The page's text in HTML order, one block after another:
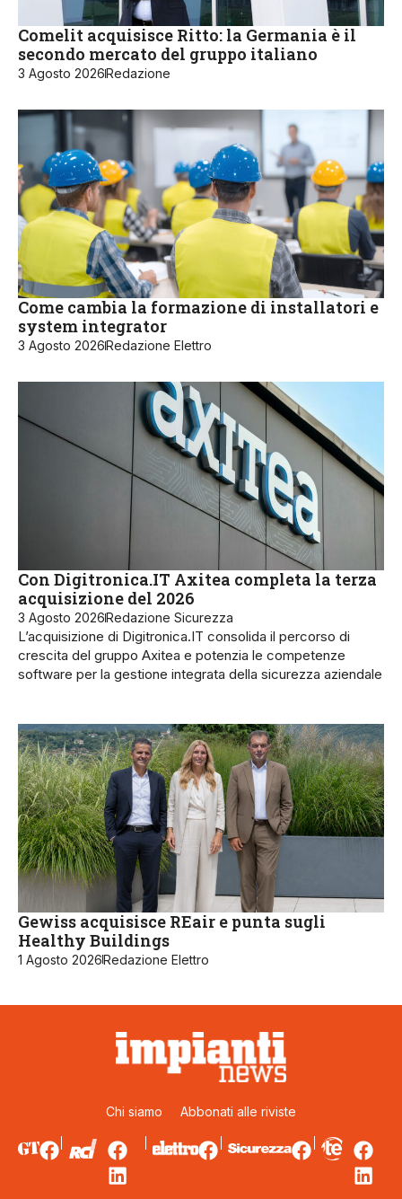
Comelit acquisisce Ritto: la Germania è il
secondo mercato del gruppo italiano
3 Agosto 2026Redazione
Come cambia la formazione di installatori e
system integrator
3 Agosto 2026Redazione Elettro
Con Digitronica.IT Axitea completa la terza
acquisizione del 2026
3 Agosto 2026Redazione Sicurezza
L’acquisizione di Digitronica.IT consolida il percorso di
crescita del gruppo Axitea e potenzia le competenze
software per la gestione integrata della sicurezza aziendale
Gewiss acquisisce REair e punta sugli
Healthy Buildings
1 Agosto 2026Redazione Elettro
Chi siamo Abbonati alle riviste